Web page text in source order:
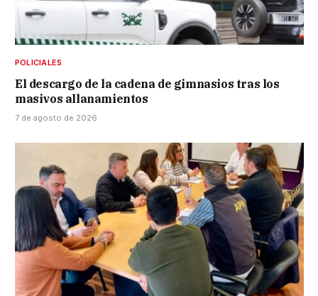
POLICIALES
El descargo de la cadena de gimnasios tras los
masivos allanamientos
7 de agosto de 2026